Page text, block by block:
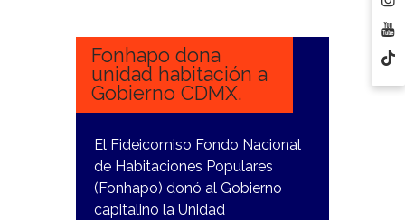
Fonhapo dona
unidad habitación a
Gobierno CDMX.
El Fideicomiso Fondo Nacional
de Habitaciones Populares
(Fonhapo) donó al Gobierno
capitalino la Unidad